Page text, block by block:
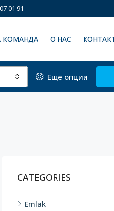
01 91
КОМАНДА О НАС
Еще опции
CATEGORIES
Emlak